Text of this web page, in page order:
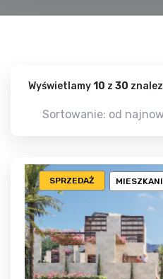
Wyświetlamy10 z 30
Sortowanie: od
SPRZEDAŻ